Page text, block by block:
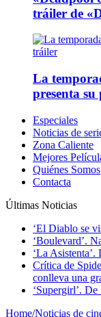
tráiler de
La
presenta
Especiales
Noticias de
Zona Caliente
Mejores
Quiénes Somos
Contacta
Últimas Noticias
‘El Diablo se
‘Boulevard’.
‘La
Crítica de
conlleva una
‘Supergirl’.
Home/Noticias de